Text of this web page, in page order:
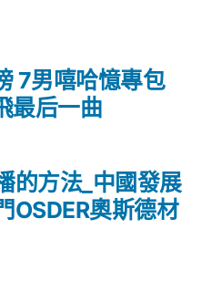
的方法_中國發展
OSDER奧斯德材
7男嘻哈憶專包
最后一曲